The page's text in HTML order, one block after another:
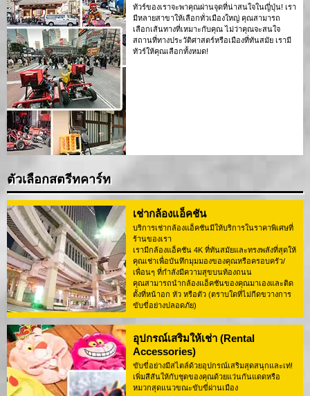
ทัวร์ของเราจะพาคุณผ่านจุดที่น่าสนใจในญี่ปุ่น! เรา
มีหลายสาขาให้เลือกทั่วเมืองใหญ่ คุณสามารถ
เลือกเส้นทางที่เหมาะกับคุณ ไม่ว่าคุณจะสนใจ
สถานที่ทางประวัติศาสตร์หรือเมืองที่ทันสมัย เรามี
ทัวร์ให้คุณเลือกทั้งหมด!
ตัวเลือกสตรีทคาร์ท
เช่ากล้องแอ็คชัน
บริการเช่ากล้องแอ็คชันมีให้บริการในราคาพิเศษที่
ร้านของเรา
เรามีกล้องแอ็คชัน 4K ที่ทันสมัยและทรงพลังที่สุดให้
คุณเช่าเพื่อบันทึกมุมมองของคุณหรือครอบครัว/
เพื่อนๆ ที่กำลังมีความสุขบนท้องถนน
คุณสามารถนำกล้องแอ็คชันของคุณมาเองและติด
ตั้งที่หน้าอก หัว หรือตัว (ตราบใดที่ไม่กีดขวางการ
ขับขี่อย่างปลอดภัย)
อุปกรณ์เสริมให้เช่า (Rental
Accessories)
ขับขี่อย่างมีสไตล์ด้วยอุปกรณ์เสริมสุดสนุกและเท่!
เพิ่มสีสันให้กับชุดของคุณด้วยแว่นกันแดดหรือ
หมวกสุดแนวขณะขับขี่ผ่านเมือง